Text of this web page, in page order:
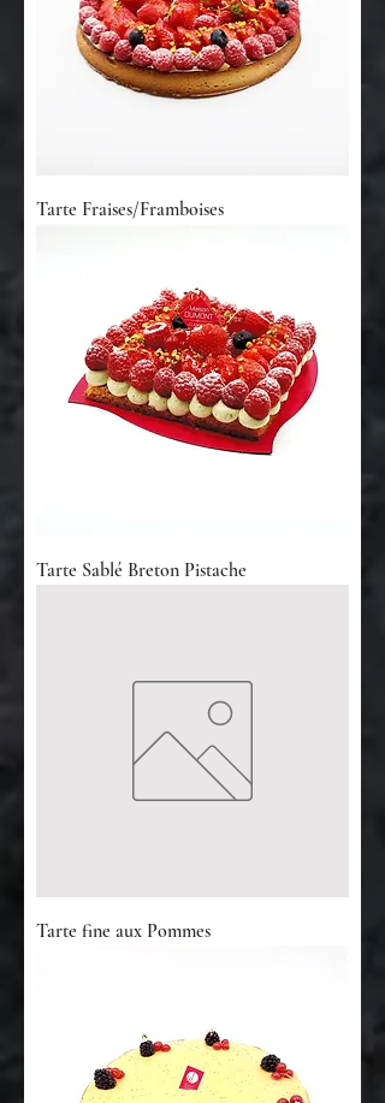
Tarte Fraises/Framboises
Tarte Sablé Breton Pistache
Tarte fine aux Pommes